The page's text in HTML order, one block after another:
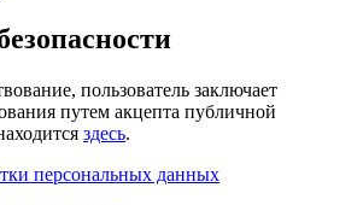
пользователь заключает
путем акцепта публичной
здесь.
персональных данных